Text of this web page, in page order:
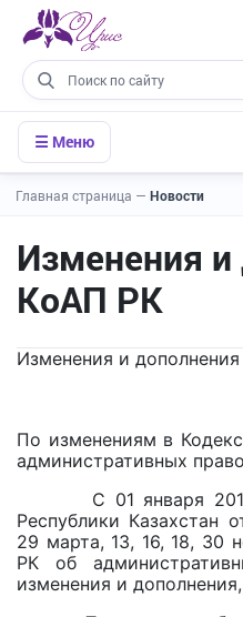
☰ Меню
Главная страница — Новости
Изменения и
КоАП РК
Изменения и
По изменениям в
административных
С 01 января 2017
Республики Казахстан
29 марта, 13, 16, 18, 30
РК об
изменения и